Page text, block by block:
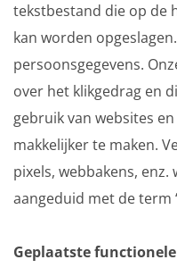
tekstbestand die op de
kan worden
persoonsgegevens.
over het klikgedrag en
gebruik van websites
makkelijker te maken.
pixels, webbakens,
aangeduid met de term
Geplaatste